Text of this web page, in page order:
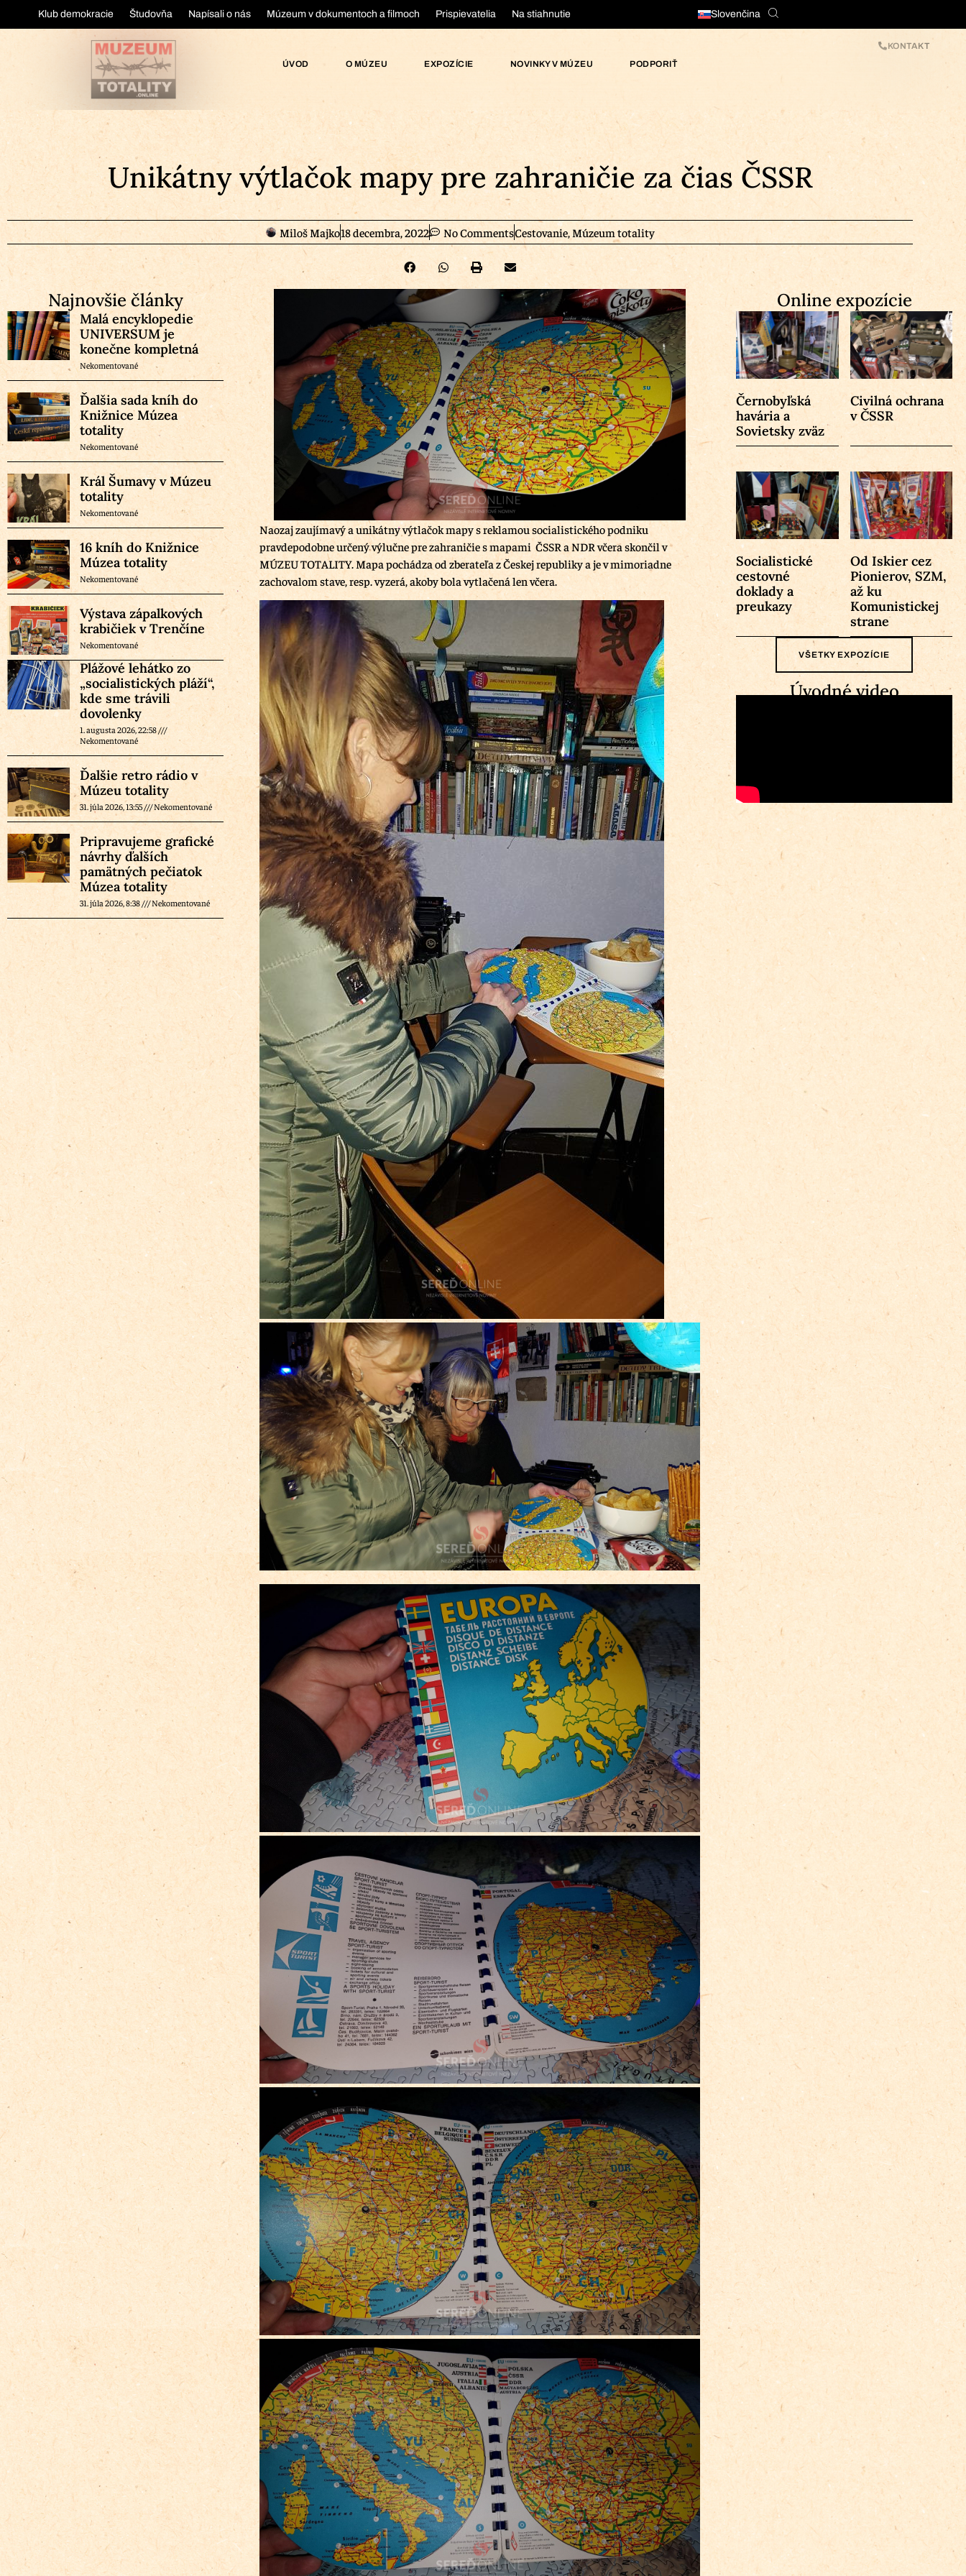
Klub demokracie Študovňa Napísali o nás Múzeum v dokumentoch a filmoch Prispievatelia Na stiahnutie Slovenčina
ÚVOD O MÚZEU EXPOZÍCIE NOVINKY V MÚZEU PODPORIŤ
KONTAKT
Unikátny výtlačok mapy pre zahraničie za čias ČSSR
Miloš Majko18 decembra, 2022 No CommentsCestovanie, Múzeum totality
Najnovšie články
Malá encyklopedie
UNIVERSUM je
konečne kompletná
Nekomentované
Ďalšia sada kníh do
Knižnice Múzea
totality
Nekomentované
Král Šumavy v Múzeu
totality
Nekomentované
16 kníh do Knižnice
Múzea totality
Nekomentované
Výstava zápalkových
krabičiek v Trenčíne
Nekomentované
Plážové lehátko zo
„socialistických pláží“,
kde sme trávili
dovolenky
1. augusta 2026, 22:58
Nekomentované
Ďalšie retro rádio v
Múzeu totality
31. júla 2026, 13:55 Nekomentované
Pripravujeme grafické
návrhy ďalších
pamätných pečiatok
Múzea totality
31. júla 2026, 8:38 Nekomentované
Naozaj zaujímavý a unikátny výtlačok mapy s reklamou socialistického podniku
pravdepodobne určený výlučne pre zahraničie s mapami ČSSR a NDR včera skončil v
MÚZEU TOTALITY. Mapa pochádza od zberateľa z Českej republiky a je v mimoriadne
zachovalom stave, resp. vyzerá, akoby bola vytlačená len včera.
Online expozície
Černobyľská
havária a
Sovietsky zväz
Civilná ochrana
v ČSSR
Socialistické
cestovné
doklady a
preukazy
Od Iskier cez
Pionierov, SZM,
až ku
Komunistickej
strane
VŠETKY EXPOZÍCIE
Úvodné video